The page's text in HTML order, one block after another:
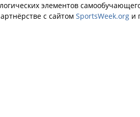
элементов
с сайтом SportsWeek.org и